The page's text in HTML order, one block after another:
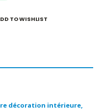
TO WISHLIST
décoration intérieure,